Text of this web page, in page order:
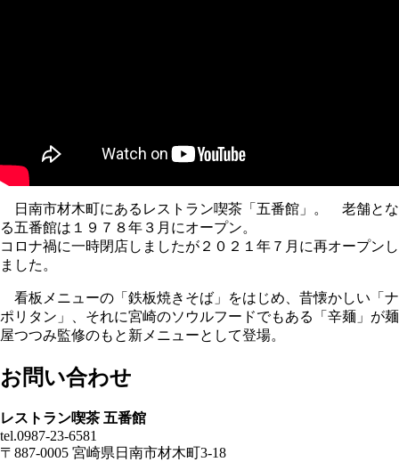
日南市材木町にあるレストラン喫茶「五番館」。 老舗とな
る五番館は１９７８年３月にオープン。
コロナ禍に一時閉店しましたが２０２１年７月に再オープンし
ました。
看板メニューの「鉄板焼きそば」をはじめ、昔懐かしい「ナ
ポリタン」、それに宮崎のソウルフードでもある「辛麺」が麺
屋つつみ監修のもと新メニューとして登場。
お問い合わせ
レストラン喫茶 五番館
tel.0987-23-6581
〒887-0005 宮崎県日南市材木町3-18